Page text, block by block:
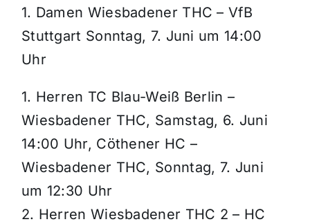
1. Damen Wiesbadener THC – VfB
Stuttgart Sonntag, 7. Juni um 14:00
Uhr
1. Herren TC Blau-Weiß Berlin –
Wiesbadener THC, Samstag, 6. Juni
14:00 Uhr, Cöthener HC –
Wiesbadener THC, Sonntag, 7. Juni
um 12:30 Uhr
2. Herren Wiesbadener THC 2 – HC